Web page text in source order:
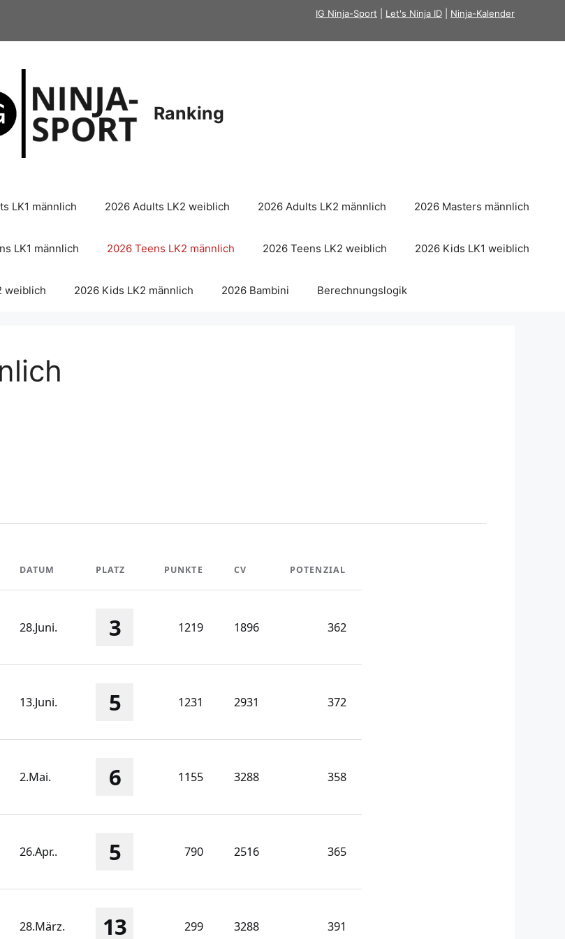
IG Ninja-Sport Let's Ninja ID Ninja-Kalender
Ranking
LK1 männlich 2026 Adults LK2 weiblich 2026 Adults LK2 männlich 2026 Masters männlich
LK1 männlich 2026 Teens LK2 männlich 2026 Teens LK2 weiblich 2026 Kids LK1 weiblich
weiblich 2026 Kids LK2 männlich 2026 Bambini Berechnungslogik
DATUM PLATZ PUNKTE CV POTENZIAL
28.Juni. 3 1219 1896 362
13.Juni. 5 1231 2931 372
2.Mai. 6 1155 3288 358
26.Apr.. 5 790 2516 365
28.März. 13 299 3288 391